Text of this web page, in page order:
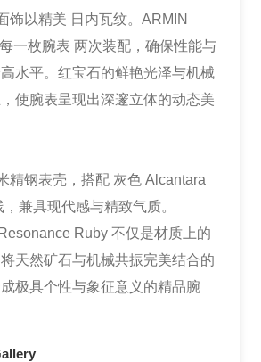
饰以精美 日内瓦纹。ARMIN
一枚腕表 两次装配，确保性能与
水平。红宝石的鲜艳光泽与机械
使腕表呈现出深邃立体的动态美
精钢表壳，搭配 灰色 Alcantara
兼具现代感与精致气质。
Ruby 不仅是材质上的
天然矿石与机械共振完美结合的
极具个性与象征意义的精品腕